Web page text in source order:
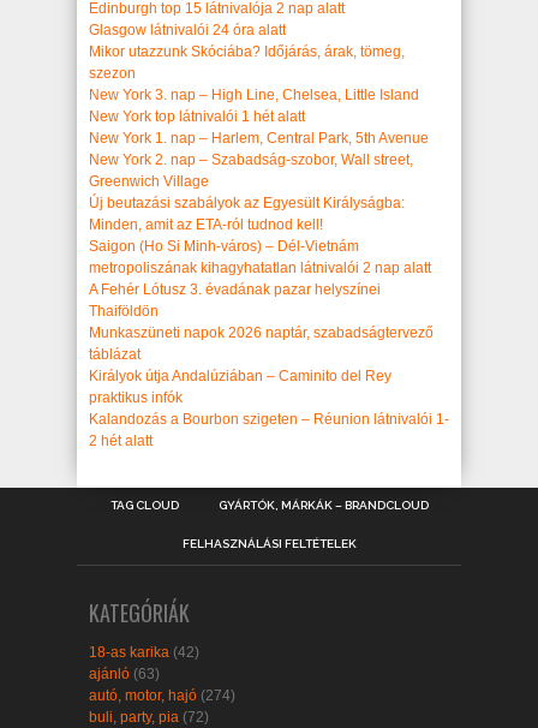
Edinburgh top 15 látnivalója 2 nap alatt
Glasgow látnivalói 24 óra alatt
Mikor utazzunk Skóciába? Időjárás, árak, tömeg,
szezon
New York 3. nap – High Line, Chelsea, Little Island
New York top látnivalói 1 hét alatt
New York 1. nap – Harlem, Central Park, 5th Avenue
New York 2. nap – Szabadság-szobor, Wall street,
Greenwich Village
Új beutazási szabályok az Egyesült Királyságba:
Minden, amit az ETA-ról tudnod kell!
Saigon (Ho Si Minh-város) – Dél-Vietnám
metropoliszának kihagyhatatlan látnivalói 2 nap alatt
A Fehér Lótusz 3. évadának pazar helyszínei
Thaiföldön
Munkaszüneti napok 2026 naptár, szabadságtervező
táblázat
Királyok útja Andalúziában – Caminito del Rey
praktikus infók
Kalandozás a Bourbon szigeten – Réunion látnivalói 1-
2 hét alatt
TAG CLOUD GYÁRTÓK, MÁRKÁK – BRANDCLOUD
FELHASZNÁLÁSI FELTÉTELEK
KATEGÓRIÁK
18-as karika (42)
ajánló (63)
autó, motor, hajó (274)
buli, party, pia (72)